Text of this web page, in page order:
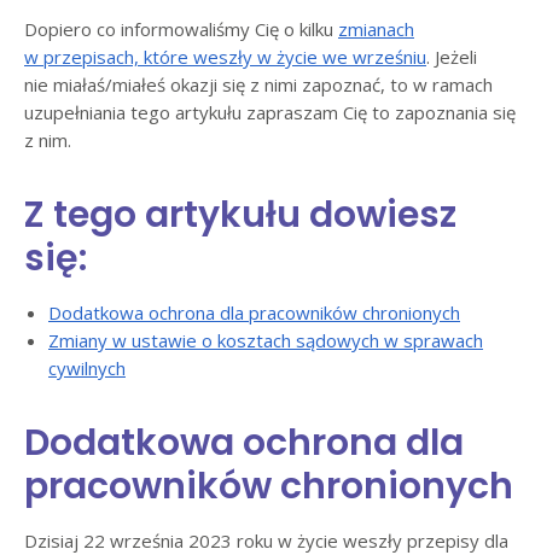
Dopiero co informowaliśmy Cię o kilku zmianach
w przepisach, które weszły w życie we wrześniu. Jeżeli
nie miałaś/miałeś okazji się z nimi zapoznać, to w ramach
uzupełniania tego artykułu zapraszam Cię to zapoznania się
z nim.
Z tego artykułu dowiesz
się:
Dodatkowa ochrona dla pracowników chronionych
Zmiany w ustawie o kosztach sądowych w sprawach
cywilnych
Dodatkowa ochrona dla
pracowników chronionych
Dzisiaj 22 września 2023 roku w życie weszły przepisy dla